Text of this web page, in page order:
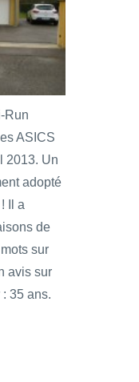
Run
ASICS
2013. Un
adopté
Il a
de
sur
avis sur
: 35 ans.